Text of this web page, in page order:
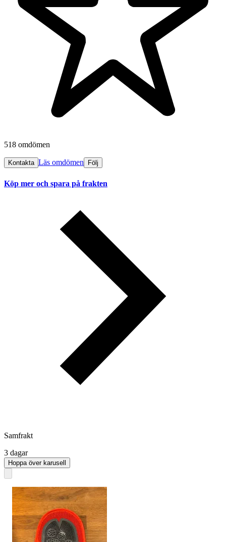
518 omdömen
Kontakta Läs omdömen Följ
Köp mer och spara på frakten
Samfrakt
3 dagar
Hoppa över karusell